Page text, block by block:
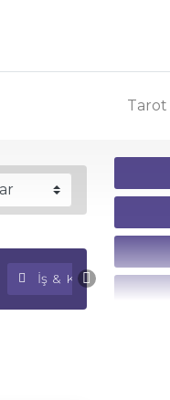
Tarot
İş & Kariyer Falı